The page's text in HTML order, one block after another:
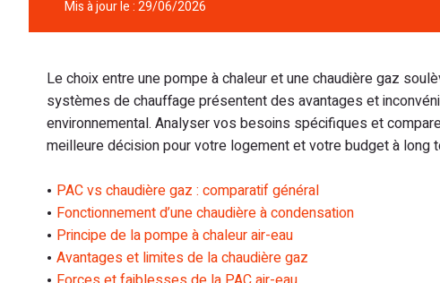
Mis à jour le : 29/06/2026
Le choix entre une pompe à chaleur et une chaudière gaz
systèmes de chauffage présentent des avantages et
environnemental. Analyser vos besoins spécifiques et
meilleure décision pour votre logement et votre budget à long
PAC vs chaudière gaz : comparatif général
Fonctionnement d’une chaudière à condensation
Principe de la pompe à chaleur air-eau
Avantages et limites de la chaudière gaz